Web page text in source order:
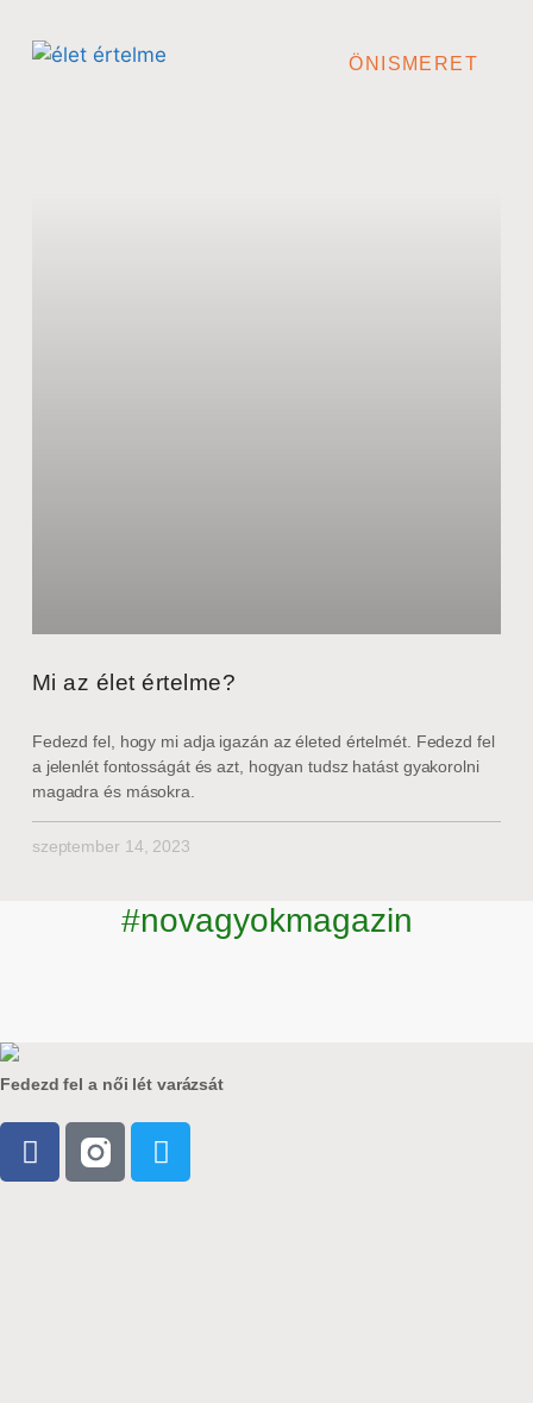
ÖNISMERET
Mi az élet értelme?
Fedezd fel, hogy mi adja igazán az életed értelmét. Fedezd fel
a jelenlét fontosságát és azt, hogyan tudsz hatást gyakorolni
magadra és másokra.
szeptember 14, 2023
#novagyokmagazin
Fedezd fel a női lét varázsát